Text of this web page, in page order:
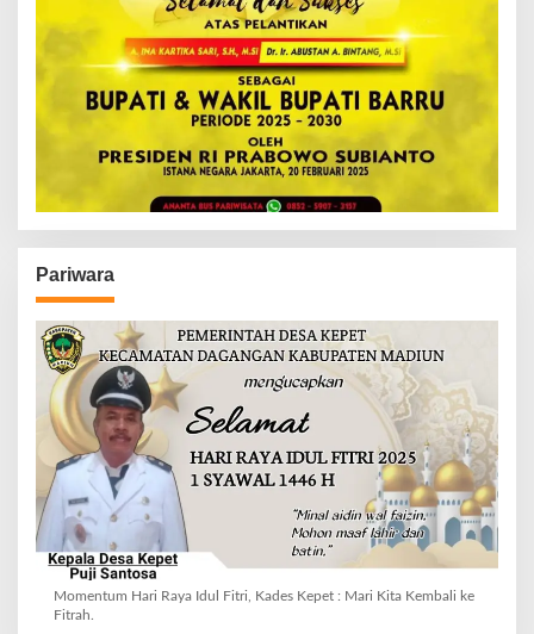
Pariwara
Momentum Hari Raya Idul Fitri, Kades Kepet : Mari Kita Kembali ke
Fitrah.